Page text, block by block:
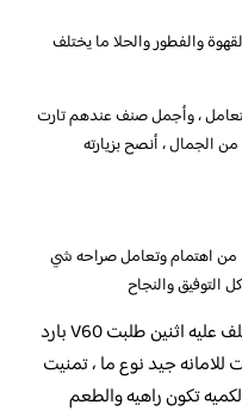
والفطور والحلا ما يختلف
، وأجمل صنف عندهم تارت
من الجمال ، أنصح بزيارته
اهتمام وتعامل صراحه شي
التوفيق والنجاح
المكان شرح ويرد الروح هذا شي م يختلف عليه اثنين طلبت V60 بارد
جيد نوع ما ، تمنيت
تكون راهيه والطعم